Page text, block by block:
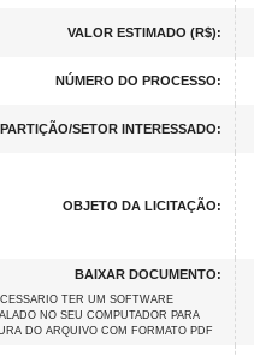
VALOR ESTIMADO (R$):
NÚMERO DO PROCESSO:
SETOR INTERESSADO:
OBJETO DA LICITAÇÃO:
BAIXAR DOCUMENTO:
TER UM SOFTWARE
NO SEU COMPUTADOR PARA
DO ARQUIVO COM FORMATO PDF